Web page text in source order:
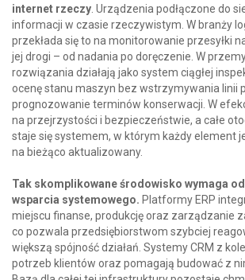
internet rzeczy . Urządzenia podłączone do
informacji w czasie rzeczywistym. W branży
przekłada się to na monitorowanie przesyłki
jej drogi – od nadania po doręczenie. W
rozwiązania działają jako system ciągłej
ocenę stanu maszyn bez wstrzymywania linii
prognozowanie terminów konserwacji. W
na przejrzystości i bezpieczeństwie, a całe
staje się systemem, w którym każdy element
na bieżąco aktualizowany.
Tak skomplikowane środowisko wymaga
wsparcia systemowego. Platformy ERP
miejscu finanse, produkcję oraz zarządzanie
co pozwala przedsiębiorstwom szybciej
większą spójność działań. Systemy CRM z
potrzeb klientów oraz pomagają budować z